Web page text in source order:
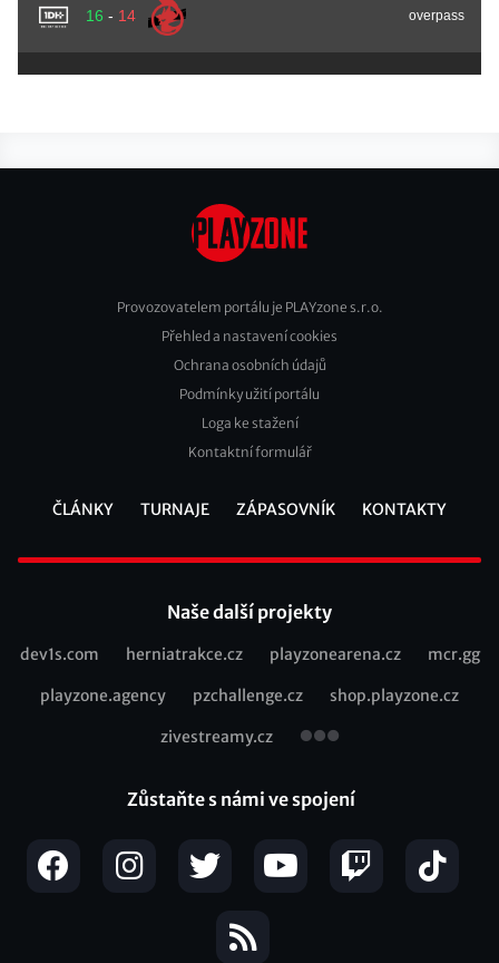
16 - 14 overpass
Footer
Provozovatelem portálu je PLAYzone s.r.o.
Přehled a nastavení cookies
Ochrana osobních údajů
Podmínky užití portálu
Loga ke stažení
Kontaktní formulář
ČLÁNKY TURNAJE ZÁPASOVNÍK KONTAKTY
Naše další projekty
Recommended
dev1s.com herniatrakce.cz playzonearena.cz mcr.gg
playzone.agency pzchallenge.cz shop.playzone.cz
zivestreamy.cz
Zůstaňte s námi ve spojení